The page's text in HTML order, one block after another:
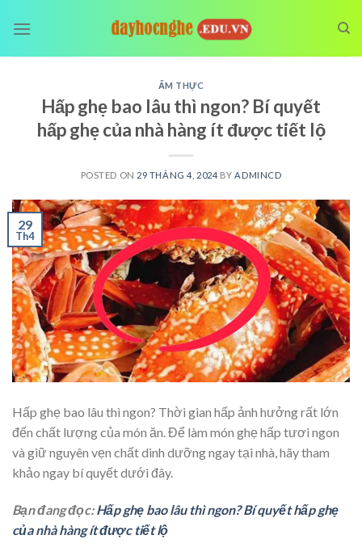
ẨM THỰC
Hấp ghẹ bao lâu thì ngon? Bí quyết
hấp ghẹ của nhà hàng ít được tiết lộ
POSTED ON 29 THÁNG 4, 2024 BY ADMINCD
29
Th4
Hấp ghẹ bao lâu thì ngon? Thời gian hấp ảnh hưởng rất lớn
đến chất lượng của món ăn. Để làm món ghẹ hấp tươi ngon
và giữ nguyên vẹn chất dinh dưỡng ngay tại nhà, hãy tham
khảo ngay bí quyết dưới đây.
Bạn đang đọc:Hấp ghẹ bao lâu thì ngon? Bí quyết hấp ghẹ
của nhà hàng ít được tiết lộ